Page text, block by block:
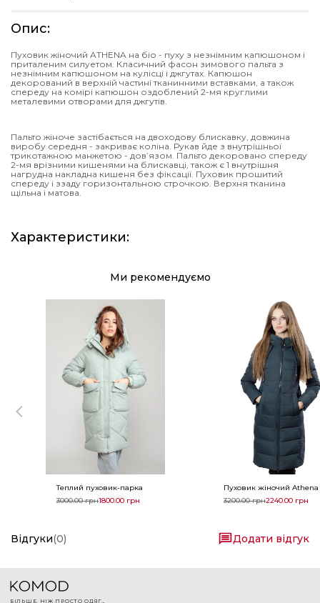
Опис:
Пуховик жіночий ATHENA на біо - пуху з незнімним капюшоном і
приталеним силуетом. Класичний фасон зимового пальта з
незнімним капюшоном на кулісці і джгутах. Капюшон
декорований в верхній частині тканинними вставками, а також
спереду на комірі капюшон оздоблений 2-мя круглими
металевими отворами для джгутів.
Пальто жіноче застібається на двоходову блискавку, довжина
виробу середня - закриває коліна. Рукав йде з внутрішньої
трикотажною манжетою - дов’язом. Пальто декоровано спереду
2-мя врізними кишенями на блискавці, також є 1 внутрішня
нагрудна накладна кишеня без фіксації. Пуховик прошитий
спереду і ззаду горизонтальною строчкою. Верхня тканина
щільна і матова.
Характеристики:
Ми рекомендуємо
Теплий пуховик-парка
3000.00грн1800.00 грн
Пуховик жіночий Athena
3200.00грн2240.00 грн
Відгуки(0) Додати відгук
БІЛЬШЕ, НІЖ ПРОСТО ОДЯГ...